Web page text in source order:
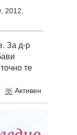
2012,
За д-р
те
Активен